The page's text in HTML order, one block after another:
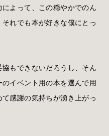
よって、この穏やかでのん
れでも本が好きな僕にとっ
もできないだろうし、そん
イベント用の本を選んで用
感謝の気持ちが湧き上がっ